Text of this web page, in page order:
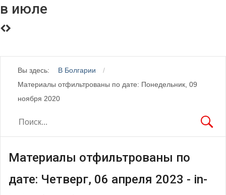
в июле
Вы здесь:
В Болгарии
Материалы отфильтрованы по дате: Понедельник, 09
ноября 2020
Материалы отфильтрованы по
дате: Четверг, 06 апреля 2023 - in-